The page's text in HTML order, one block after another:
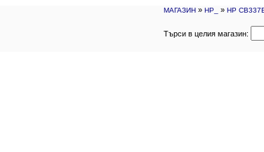
МАГАЗИН » HP_ » HP
Търси в целия магазин: